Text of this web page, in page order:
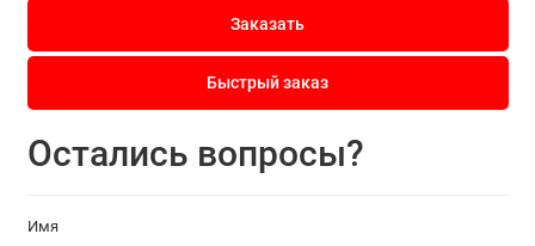
Заказать
Быстрый заказ
Остались вопросы?
Имя